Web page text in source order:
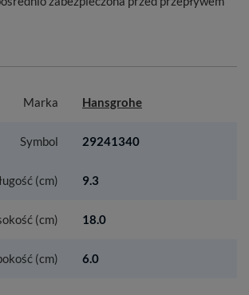
Marka Hansgrohe
Symbol 29241340
(cm) 9.3
(cm) 18.0
(cm) 6.0